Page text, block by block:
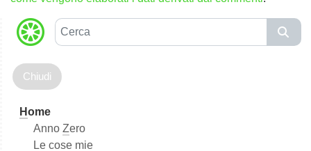
C
e
c
Home
Anno Zero
Le cose mie